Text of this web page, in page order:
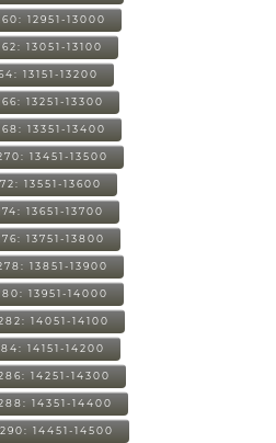
12951-13000
13051-13100
13151-13200
13251-13300
13351-13400
13451-13500
13551-13600
13651-13700
13751-13800
13851-13900
13951-14000
14051-14100
14151-14200
14251-14300
14351-14400
290: 14451-14500